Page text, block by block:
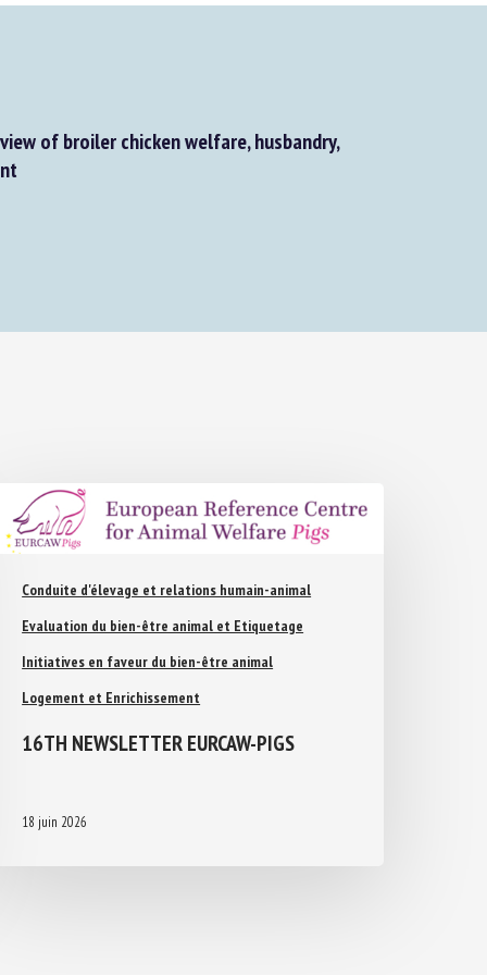
of broiler chicken welfare, husbandry,
Conduite d'élevage et relations humain-animal
Evaluation du bien-être animal et Etiquetage
Initiatives en faveur du bien-être animal
Logement et Enrichissement
16TH NEWSLETTER EURCAW-PIGS
18 juin 2026